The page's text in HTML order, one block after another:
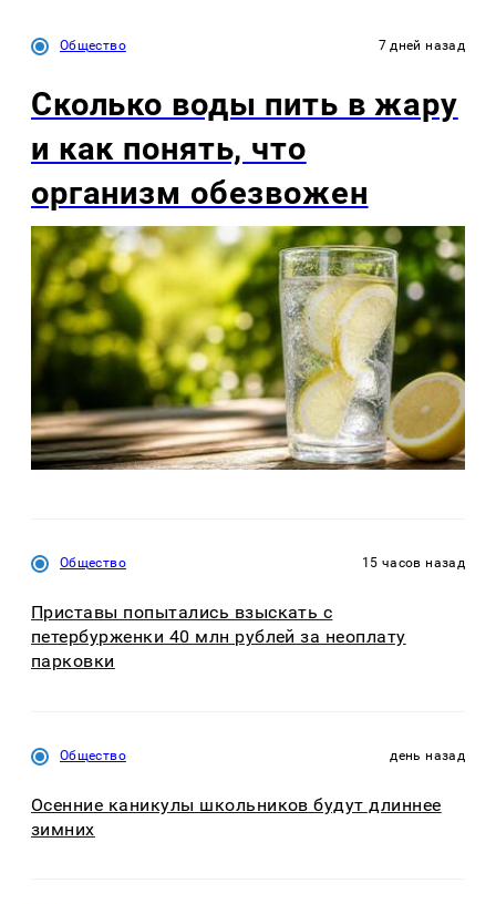
Общество 7 дней назад
Сколько воды пить в жару
и как понять, что
организм обезвожен
Общество 15 часов назад
Приставы попытались взыскать с
петербурженки 40 млн рублей за неоплату
парковки
Общество день назад
Осенние каникулы школьников будут длиннее
зимних